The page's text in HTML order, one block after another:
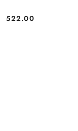
Cena:
522.00